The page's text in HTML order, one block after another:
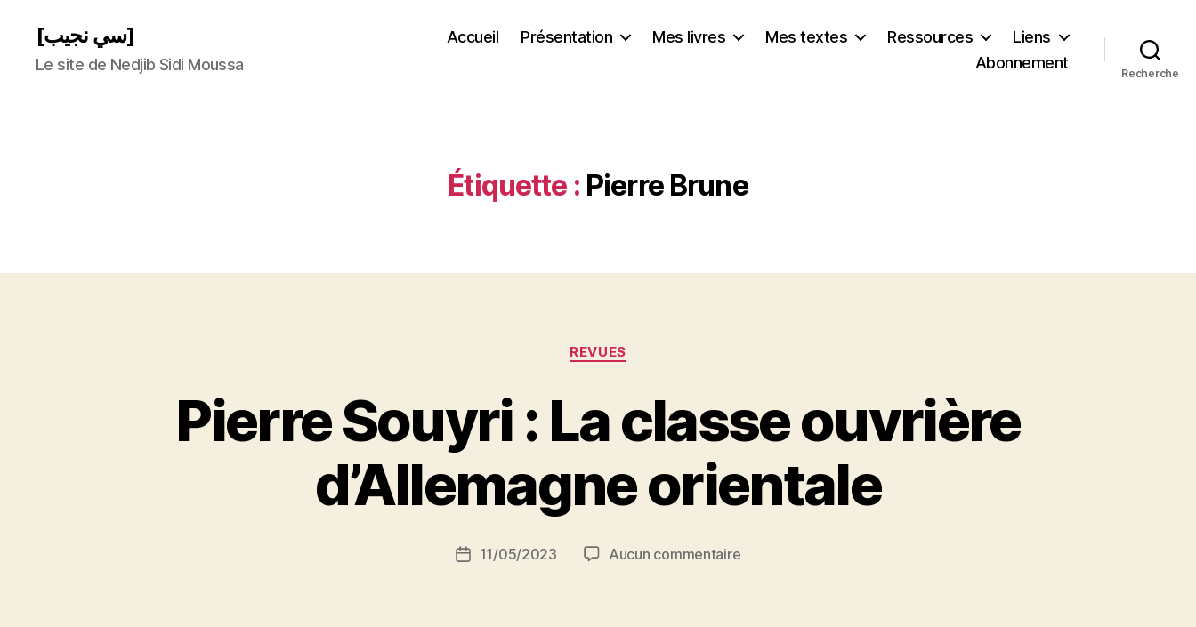
[سي نجيب]
Le site de Nedjib Sidi Moussa
Accueil Présentation Mes livres Mes textes Ressources
Liens
Abonnement
Recherche
Étiquette : Pierre Brune
Catégories
REVUES
Pierre Souyri : La classe ouvrière
d’Allemagne orientale
P
r
N
Date11/05/2023 Aucun commentairesur